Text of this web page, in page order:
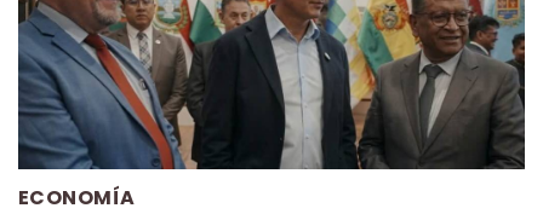
ECONOMÍA